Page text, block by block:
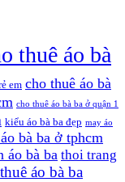
thuê áo bà
em cho thuê áo bà
cho thuê áo bà ba ở quận 1
kiểu áo bà ba đẹp may áo
bà ba ở tphcm
áo bà ba thoi trang
thuê áo bà ba